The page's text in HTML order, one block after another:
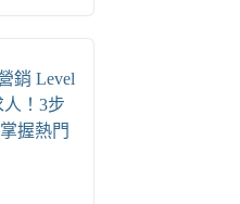
銷 Level
！3步
握熱門